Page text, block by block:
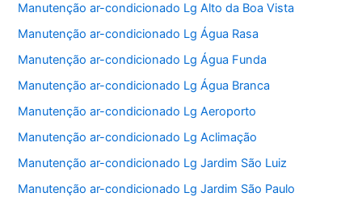
Manutenção ar-condicionado Lg Alto da Boa Vista
Manutenção ar-condicionado Lg Água Rasa
Manutenção ar-condicionado Lg Água Funda
Manutenção ar-condicionado Lg Água Branca
Manutenção ar-condicionado Lg Aeroporto
Manutenção ar-condicionado Lg Aclimação
Manutenção ar-condicionado Lg Jardim São Luiz
Manutenção ar-condicionado Lg Jardim São Paulo